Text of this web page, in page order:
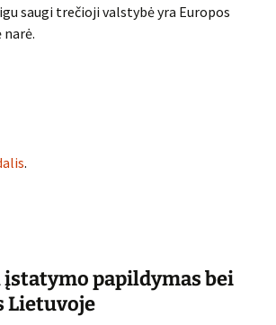
saugi trečioji valstybė yra Europos
narė.
.
papildymas bei
Lietuvoje